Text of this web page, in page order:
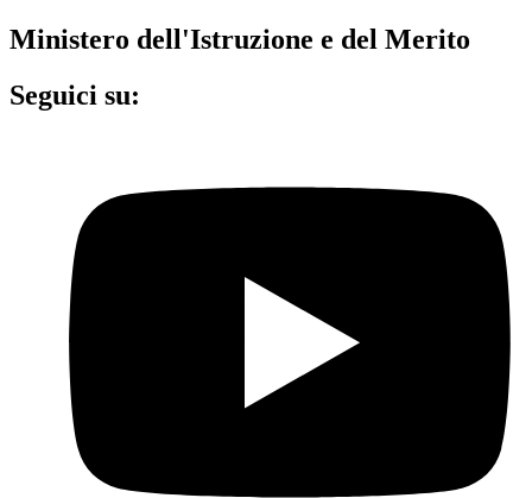
Ministero dell'Istruzione e del Merito
Seguici su: